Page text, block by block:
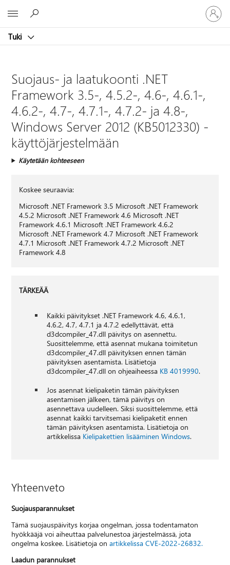
Tuki
Kirjaudu
sisään
tilille
Suojaus- ja laatukoonti .NET
Framework 3.5-, 4.5.2-, 4.6-, 4.6.1-,
4.6.2-, 4.7-, 4.7.1-, 4.7.2- ja 4.8-,
Windows Server 2012 (KB5012330) -
käyttöjärjestelmään
Käytetään kohteeseen
Koskee seuraavia:
Microsoft .NET Framework 3.5 Microsoft .NET Framework
4.5.2 Microsoft .NET Framework 4.6 Microsoft .NET
Framework 4.6.1 Microsoft .NET Framework 4.6.2
Microsoft .NET Framework 4.7 Microsoft .NET Framework
4.7.1 Microsoft .NET Framework 4.7.2 Microsoft .NET
Framework 4.8
TÄRKEÄÄ
Kaikki päivitykset .NET Framework 4.6, 4.6.1,
4.6.2, 4.7, 4.7.1 ja 4.7.2 edellyttävät, että
d3dcompiler_47.dll päivitys on asennettu.
Suosittelemme, että asennat mukana toimitetun
d3dcompiler_47.dll päivityksen ennen tämän
päivityksen asentamista. Lisätietoja
d3dcompiler_47.dll on ohjeaiheessa KB 4019990.
Jos asennat kielipaketin tämän päivityksen
asentamisen jälkeen, tämä päivitys on
asennettava uudelleen. Siksi suosittelemme, että
asennat kaikki tarvitsemasi kielipaketit ennen
tämän päivityksen asentamista. Lisätietoja on
artikkelissa Kielipakettien lisääminen Windows.
Yhteenveto
Suojausparannukset
Tämä suojauspäivitys korjaa ongelman, jossa todentamaton
hyökkääjä voi aiheuttaa palvelunestoa järjestelmässä, jota
ongelma koskee. Lisätietoja onartikkelissa CVE-2022-26832.
Laadun parannukset